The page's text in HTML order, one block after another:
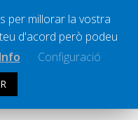
per millorar la vostra
d'acord però podeu
Configuració